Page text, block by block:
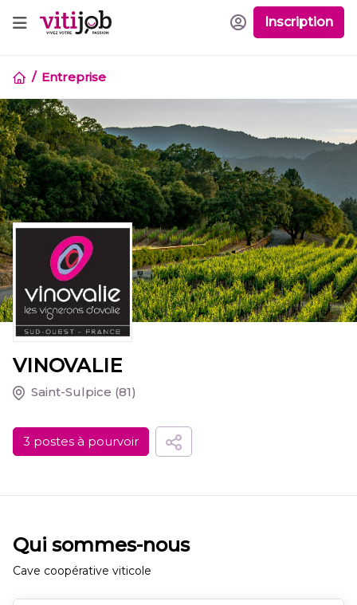
Inscription
Entreprise
VINOVALIE
Saint-Sulpice (81)
3 postes à pourvoir
Qui sommes-nous
Cave coopérative viticole